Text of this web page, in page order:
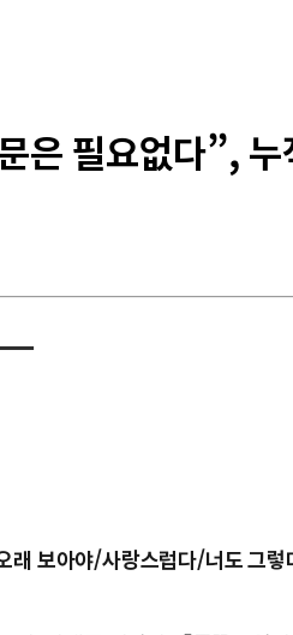
은 필요없다”,
래 보아야/사랑스럽다/너도 그렇